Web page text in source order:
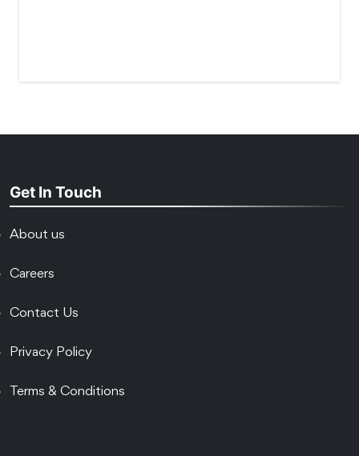
Get In Touch
About us
Careers
Contact Us
Privacy Policy
Terms & Conditions